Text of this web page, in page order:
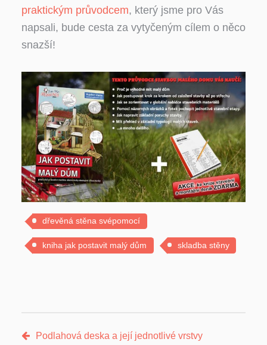
praktickým průvodcem, který jsme pro Vás
napsali, bude cesta za vytyčeným cílem o něco
snazší!
dřevěná stěna svépomocí
kniha jak postavit malý dům skladba stěny
Podlahová deska a její jednotlivé vrstvy